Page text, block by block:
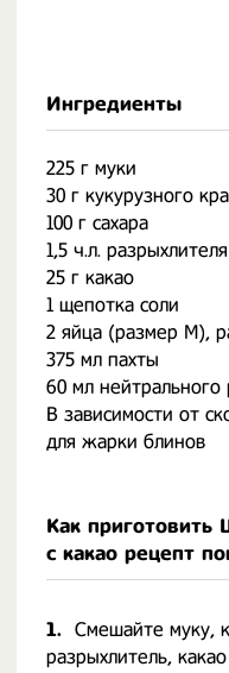
Ингредиенты
225 г муки
30 г кукурузного
100 г сахара
1,5 ч.л. разрыхлителя
25 г какао
1 щепотка соли
2 яйца (размер M),
375 мл пахты
60 мл нейтрального
В зависимости от
для жарки блинов
Как приготовить
с какао рецепт
1. Смешайте муку,
разрыхлитель,